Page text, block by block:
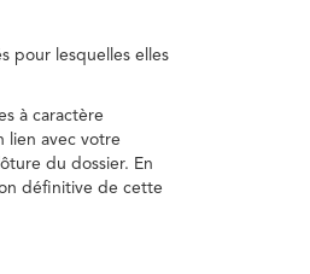
pour lesquelles elles
à caractère
lien avec votre
du dossier. En
définitive de cette